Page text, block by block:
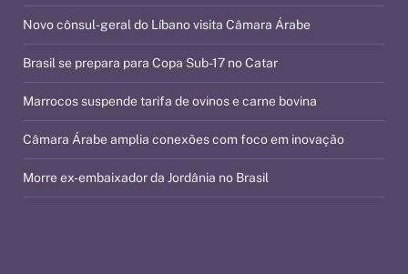
Novo cônsul-geral do Líbano visita Câmara Árabe
Brasil se prepara para Copa Sub-17 no Catar
Marrocos suspende tarifa de ovinos e carne bovina
Câmara Árabe amplia conexões com foco em inovação
Morre ex-embaixador da Jordânia no Brasil